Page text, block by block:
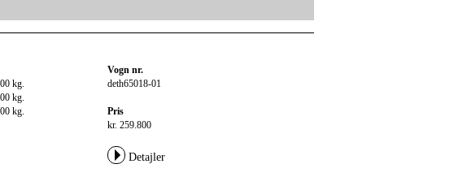
kg.
kg.
kg.
Vogn nr.
deth65018-01
Pris
kr. 259.800
Detajler